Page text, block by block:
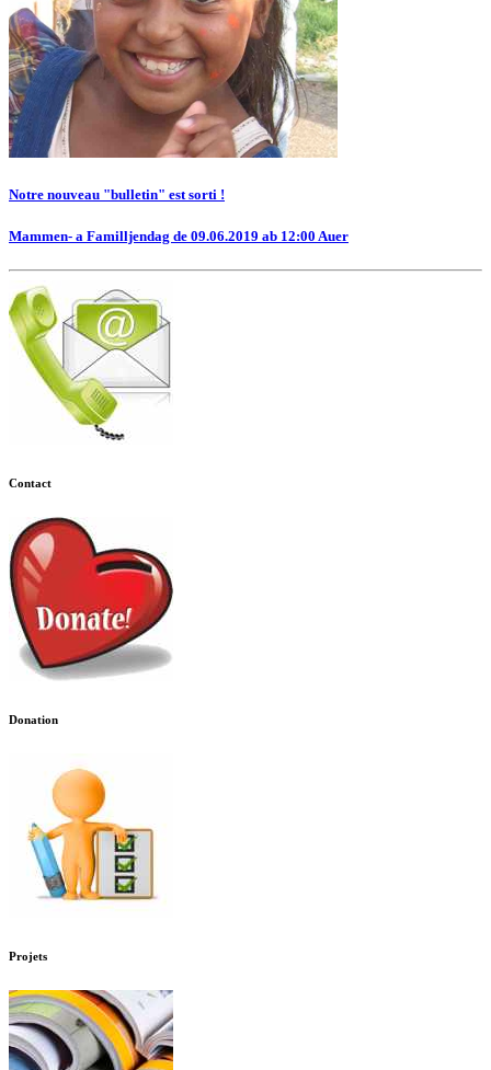
Notre nouveau "bulletin" est sorti !
Mammen- a Familljendag de 09.06.2019 ab 12:00 Auer
Contact
Donation
Projets